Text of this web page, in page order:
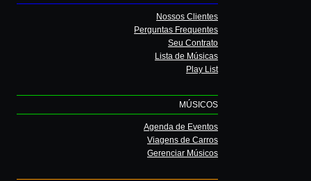
Nossos Clientes
Perguntas Frequentes
Seu Contrato
Lista de Músicas
Play List
MÚSICOS
Agenda de Eventos
Viagens de Carros
Gerenciar Músicos